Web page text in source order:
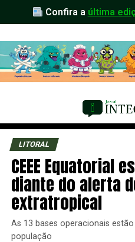
Confira a última
LITORAL
CEEE Equatorial
diante do alerta
extratropical
As 13 bases operacionais
população